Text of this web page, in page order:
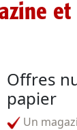
Offres
papier
Un